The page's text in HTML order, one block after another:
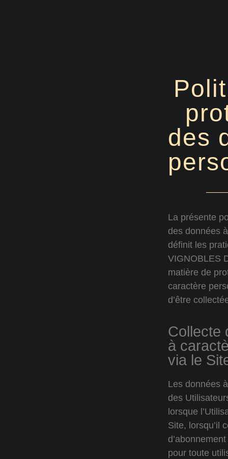
des
La présente
des données
définit les
VIGNOBLES
matière de
caractère
d’être
Collecte
à
via le
Les données
des
lorsque
Site, lorsqu’il
pour toute